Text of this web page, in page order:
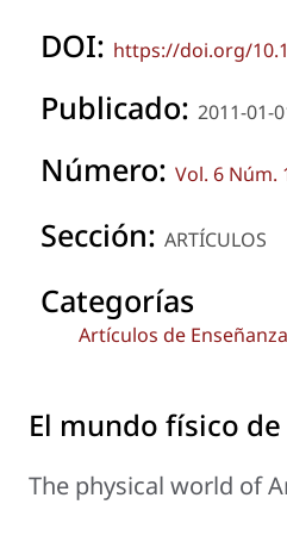
DOI: https://doi.org/
Publicado: 2011-01-
Número: Vol. 6 Núm.
Sección: ARTÍCULOS
Categorías
Artículos de
El mundo físico
The physical world of